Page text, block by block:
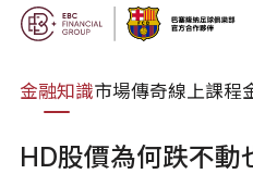
金融知識市場傳奇線上課程
HD股價為何跌不動